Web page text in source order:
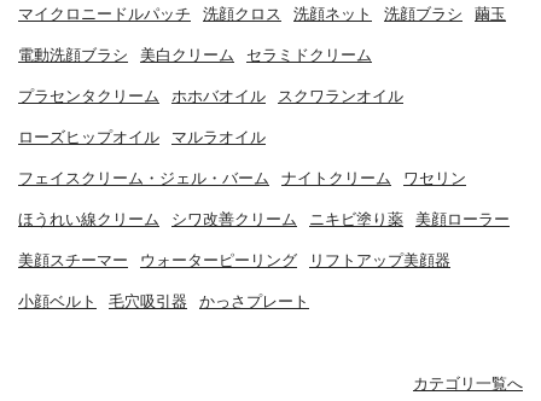
マイクロニードルパッチ 洗顔クロス 洗顔ネット 洗顔ブラシ 繭玉
電動洗顔ブラシ 美白クリーム セラミドクリーム
プラセンタクリーム ホホバオイル スクワランオイル
ローズヒップオイル マルラオイル
フェイスクリーム・ジェル・バーム ナイトクリーム ワセリン
ほうれい線クリーム シワ改善クリーム ニキビ塗り薬 美顔ローラー
美顔スチーマー ウォーターピーリング リフトアップ美顔器
小顔ベルト 毛穴吸引器 かっさプレート
カテゴリ一覧へ